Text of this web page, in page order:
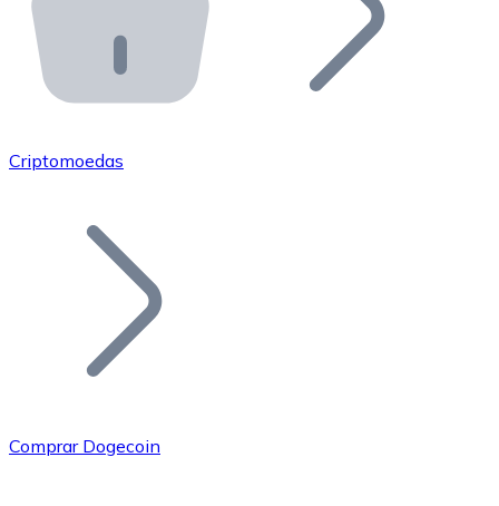
API Bitnovo
Integre nossa API no seu ecossistema.
Junte-se à nossa rede de revendedores e comercialize
Adicione o token do seu projeto ao nosso serviço de
Criptomoedas
Comprar Dogecoin